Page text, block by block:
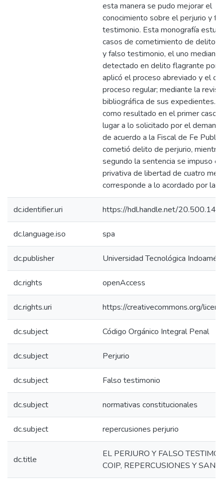
esta manera se pudo mejorar el
conocimiento sobre el perjurio y
testimonio. Esta monografía
casos de cometimiento de delitos
y falso testimonio, el uno mediante
detectado en delito flagrante por
aplicó el proceso abreviado y el
proceso regular; mediante la
bibliográfica de sus expedientes.
como resultado en el primer caso
lugar a lo solicitado por el
de acuerdo a la Fiscal de Fe
cometió delito de perjurio,
segundo la sentencia se impuso
privativa de libertad de cuatro
corresponde a lo acordado por la
dc.identifier.uri https://hdl.handle.net/
dc.language.iso spa
dc.publisher Universidad Tecnológica
dc.rights openAccess
dc.rights.uri https://creativecommons.org/
dc.subject Código Orgánico Integral Penal
dc.subject Perjurio
dc.subject Falso testimonio
dc.subject normativas constitucionales
dc.subject repercusiones perjurio
dc.title
EL PERJURO Y FALSO
COIP, REPERCUSIONES Y